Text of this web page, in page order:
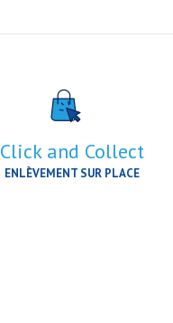
Click and Collect
ENLÈVEMENT SUR PLACE